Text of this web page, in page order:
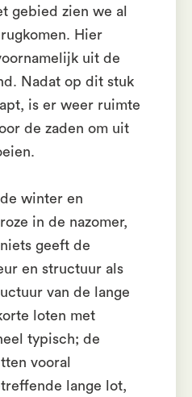
gebied zien we al
Hier
uit de
Nadat op dit stuk
is er weer ruimte
de zaden om uit
winter en
in de nazomer,
geeft de
en structuur als
van de lange
loten met
typisch; de
vooral
lange lot,